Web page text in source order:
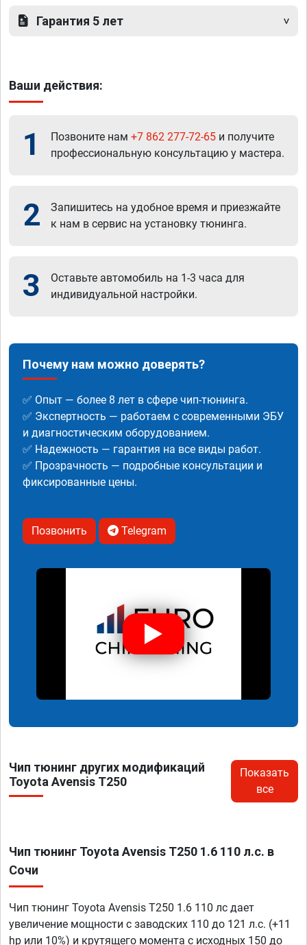
Гарантия 5 лет
Ваши действия:
1 Позвоните нам +7 862 277-72-65 и получите
профессиональную консультацию у мастера.
2
Запишитесь на удобное время и приезжайте
к нам в сервис на установку тюнинга.
3
Оставьте автомобиль на 1-3 часа для
индивидуальной настройки.
Почему нам можно доверять?
✅ Опыт — более 8 лет в сфере чип-тюнинга.
✅ Экспертность — работаем с современными ЭБУ
и диагностическим оборудованием.
✅ Надежность — гарантия на все виды работ.
✅ Прозрачность — подробные консультации и
фиксированные цены.
Позвонить Telegram
Чип тюнинг других модификаций
Toyota Avensis T250
Показать
все
Чип тюнинг Toyota Avensis T250 1.6 110 л.с. в
Сочи
Чип тюнинг Toyota Avensis T250 1.6 110 лс дает
увеличение мощности с заводских 110 до 121 л.с. (+11
hp или 10%) и крутящего момента с исходных 150 до